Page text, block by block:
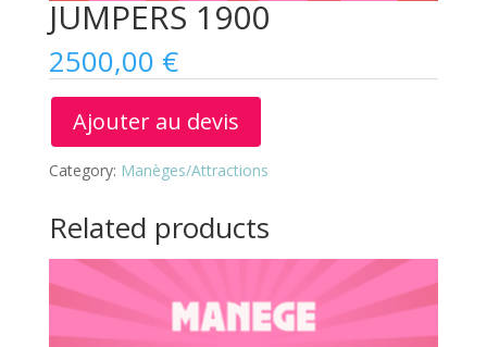
JUMPERS 1900
2500,00 €
Ajouter au devis
Category: Manèges/Attractions
Related products